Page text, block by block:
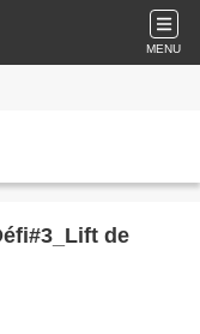
MENU
de